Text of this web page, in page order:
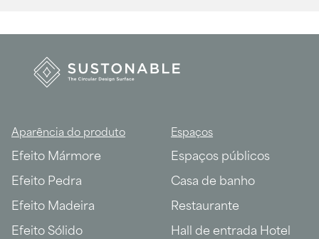
Aparência do produto
Efeito Mármore
Efeito Pedra
Efeito Madeira
Efeito Sólido
Espaços
Espaços públicos
Casa de banho
Restaurante
Hall de entrada Hotel